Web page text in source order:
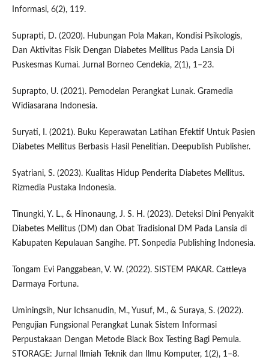
Informasi, 6(2), 119.
Suprapti, D. (2020). Hubungan Pola Makan, Kondisi Psikologis,
Dan Aktivitas Fisik Dengan Diabetes Mellitus Pada Lansia Di
Puskesmas Kumai. Jurnal Borneo Cendekia, 2(1), 1–23.
Suprapto, U. (2021). Pemodelan Perangkat Lunak. Gramedia
Widiasarana Indonesia.
Suryati, I. (2021). Buku Keperawatan Latihan Efektif Untuk Pasien
Diabetes Mellitus Berbasis Hasil Penelitian. Deepublish Publisher.
Syatriani, S. (2023). Kualitas Hidup Penderita Diabetes Mellitus.
Rizmedia Pustaka Indonesia.
Tinungki, Y. L., & Hinonaung, J. S. H. (2023). Deteksi Dini Penyakit
Diabetes Mellitus (DM) dan Obat Tradisional DM Pada Lansia di
Kabupaten Kepulauan Sangihe. PT. Sonpedia Publishing Indonesia.
Tongam Evi Panggabean, V. W. (2022). SISTEM PAKAR. Cattleya
Darmaya Fortuna.
Uminingsih, Nur Ichsanudin, M., Yusuf, M., & Suraya, S. (2022).
Pengujian Fungsional Perangkat Lunak Sistem Informasi
Perpustakaan Dengan Metode Black Box Testing Bagi Pemula.
STORAGE: Jurnal Ilmiah Teknik dan Ilmu Komputer, 1(2), 1–8.